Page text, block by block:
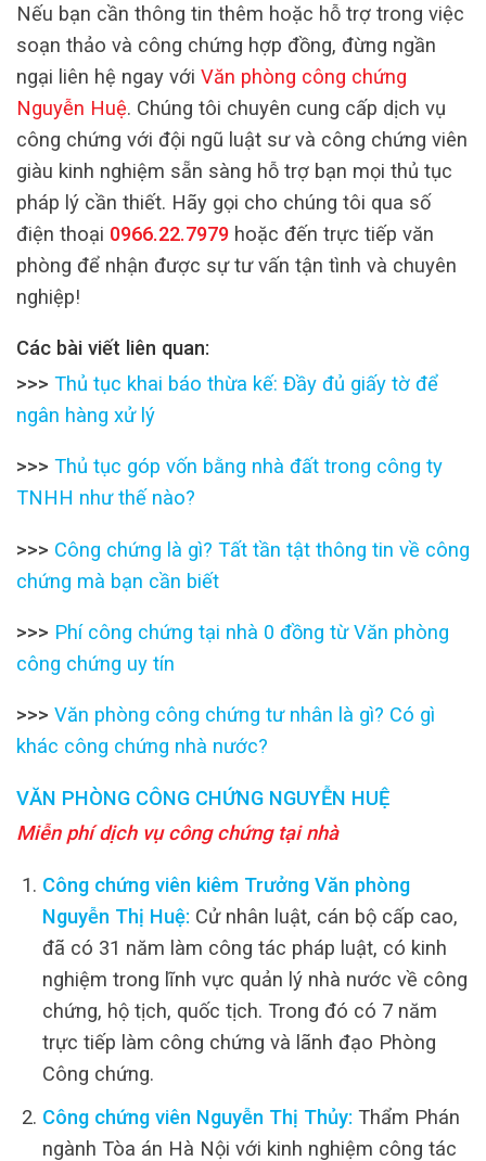
Nếu bạn cần thông tin thêm hoặc hỗ trợ trong việc
soạn thảo và công chứng hợp đồng, đừng ngần
ngại liên hệ ngay với Văn phòng công chứng
Nguyễn Huệ. Chúng tôi chuyên cung cấp dịch vụ
công chứng với đội ngũ luật sư và công chứng viên
giàu kinh nghiệm sẵn sàng hỗ trợ bạn mọi thủ tục
pháp lý cần thiết. Hãy gọi cho chúng tôi qua số
điện thoại 0966.22.7979 hoặc đến trực tiếp văn
phòng để nhận được sự tư vấn tận tình và chuyên
nghiệp!
Các bài viết liên quan:
>>> Thủ tục khai báo thừa kế: Đầy đủ giấy tờ để
ngân hàng xử lý
>>> Thủ tục góp vốn bằng nhà đất trong công ty
TNHH như thế nào?
>>> Công chứng là gì? Tất tần tật thông tin về công
chứng mà bạn cần biết
>>> Phí công chứng tại nhà 0 đồng từ Văn phòng
công chứng uy tín
>>> Văn phòng công chứng tư nhân là gì? Có gì
khác công chứng nhà nước?
VĂN PHÒNG CÔNG CHỨNG NGUYỄN HUỆ
Miễn phí dịch vụ công chứng tại nhà
Công chứng viên kiêm Trưởng Văn phòng
Nguyễn Thị Huệ: Cử nhân luật, cán bộ cấp cao,
đã có 31 năm làm công tác pháp luật, có kinh
nghiệm trong lĩnh vực quản lý nhà nước về công
chứng, hộ tịch, quốc tịch. Trong đó có 7 năm
trực tiếp làm công chứng và lãnh đạo Phòng
Công chứng.
Công chứng viên Nguyễn Thị Thủy: Thẩm Phán
ngành Tòa án Hà Nội với kinh nghiệm công tác